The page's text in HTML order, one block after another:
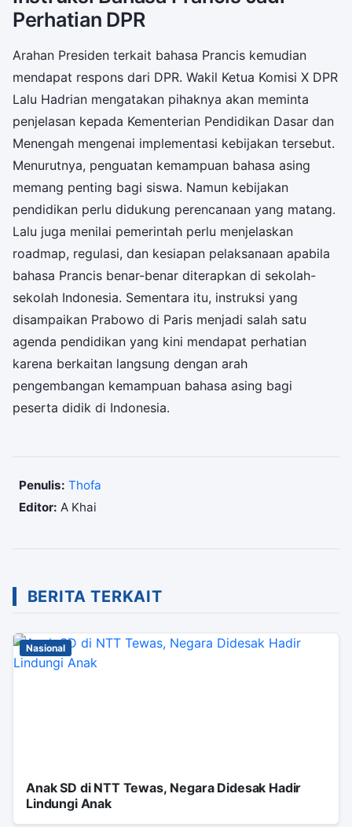
Perhatian DPR
Arahan Presiden terkait bahasa Prancis kemudian
mendapat respons dari DPR. Wakil Ketua Komisi X DPR
Lalu Hadrian mengatakan pihaknya akan meminta
penjelasan kepada Kementerian Pendidikan Dasar dan
Menengah mengenai implementasi kebijakan tersebut.
Menurutnya, penguatan kemampuan bahasa asing
memang penting bagi siswa. Namun kebijakan
pendidikan perlu didukung perencanaan yang matang.
Lalu juga menilai pemerintah perlu menjelaskan
roadmap, regulasi, dan kesiapan pelaksanaan apabila
bahasa Prancis benar-benar diterapkan di sekolah-
sekolah Indonesia. Sementara itu, instruksi yang
disampaikan Prabowo di Paris menjadi salah satu
agenda pendidikan yang kini mendapat perhatian
karena berkaitan langsung dengan arah
pengembangan kemampuan bahasa asing bagi
peserta didik di Indonesia.
Penulis: Thofa
Editor: A Khai
BERITA TERKAIT
Nasional
Anak SD di NTT Tewas, Negara Didesak Hadir
Lindungi Anak